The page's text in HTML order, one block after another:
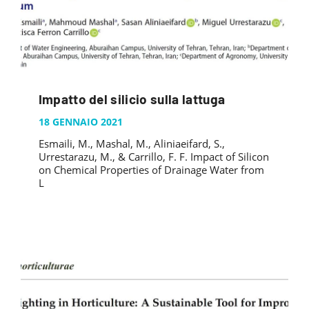
Impatto del silicio sulla lattuga
18 GENNAIO 2021
Esmaili, M., Mashal, M., Aliniaeifard, S.,
Urrestarazu, M., & Carrillo, F. F. Impact of Silicon
on Chemical Properties of Drainage Water from
L